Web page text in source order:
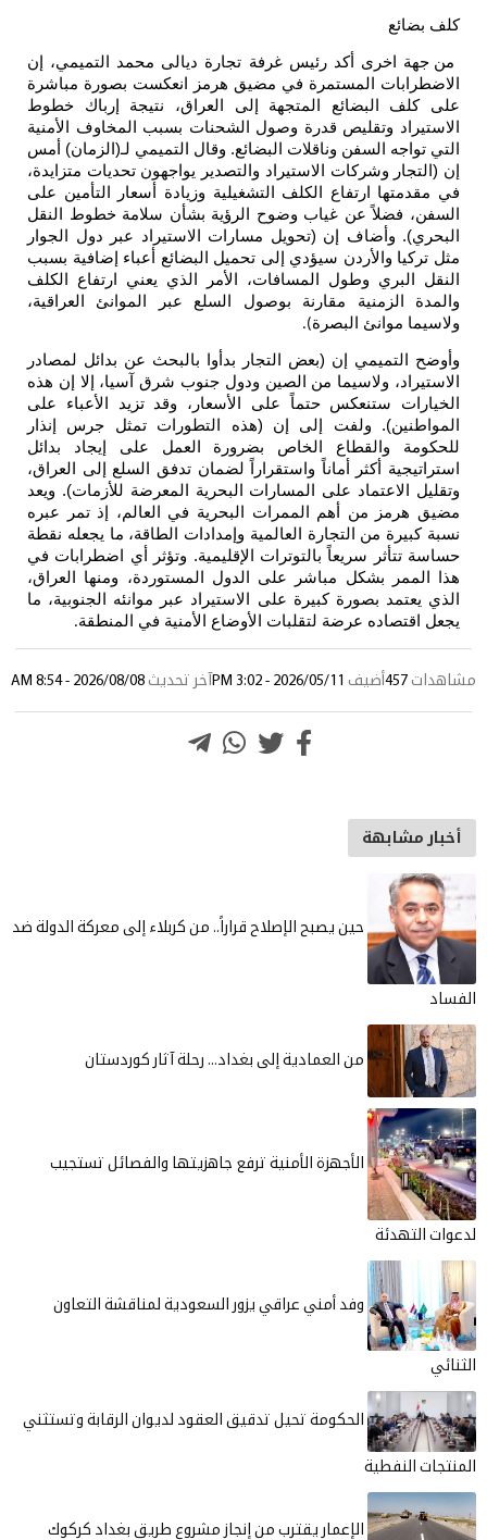
كلف بضائع
من جهة اخرى أكد رئيس غرفة تجارة ديالى محمد التميمي، إن
الاضطرابات المستمرة في مضيق هرمز انعكست بصورة مباشرة
على كلف البضائع المتجهة إلى العراق، نتيجة إرباك خطوط
الاستيراد وتقليص قدرة وصول الشحنات بسبب المخاوف الأمنية
التي تواجه السفن وناقلات البضائع. وقال التميمي لـ(الزمان) أمس
إن (التجار وشركات الاستيراد والتصدير يواجهون تحديات متزايدة،
في مقدمتها ارتفاع الكلف التشغيلية وزيادة أسعار التأمين على
السفن، فضلاً عن غياب وضوح الرؤية بشأن سلامة خطوط النقل
البحري). وأضاف إن (تحويل مسارات الاستيراد عبر دول الجوار
مثل تركيا والأردن سيؤدي إلى تحميل البضائع أعباء إضافية بسبب
النقل البري وطول المسافات، الأمر الذي يعني ارتفاع الكلف
والمدة الزمنية مقارنة بوصول السلع عبر الموانئ العراقية،
ولاسيما موانئ البصرة).
وأوضح التميمي إن (بعض التجار بدأوا بالبحث عن بدائل لمصادر
الاستيراد، ولاسيما من الصين ودول جنوب شرق آسيا، إلا إن هذه
الخيارات ستنعكس حتماً على الأسعار، وقد تزيد الأعباء على
المواطنين). ولفت إلى إن (هذه التطورات تمثل جرس إنذار
للحكومة والقطاع الخاص بضرورة العمل على إيجاد بدائل
استراتيجية أكثر أماناً واستقراراً لضمان تدفق السلع إلى العراق،
وتقليل الاعتماد على المسارات البحرية المعرضة للأزمات). ويعد
مضيق هرمز من أهم الممرات البحرية في العالم، إذ تمر عبره
نسبة كبيرة من التجارة العالمية وإمدادات الطاقة، ما يجعله نقطة
حساسة تتأثر سريعاً بالتوترات الإقليمية. وتؤثر أي اضطرابات في
هذا الممر بشكل مباشر على الدول المستوردة، ومنها العراق،
الذي يعتمد بصورة كبيرة على الاستيراد عبر موانئه الجنوبية، ما
يجعل اقتصاده عرضة لتقلبات الأوضاع الأمنية في المنطقة.
مشاهدات 457أضيف 2026/05/11 - 3:02 PM آخر تحديث 2026/08/08 - 8:54 AM
أخبار مشابهة
حين يصبح الإصلاح قراراً.. من كربلاء إلى معركة الدولة ضد
الفساد
من العمادية إلى بغداد... رحلة آثار كوردستان
الأجهزة الأمنية ترفع جاهزيتها والفصائل تستجيب
لدعوات التهدئة
وفد أمني عراقي يزور السعودية لمناقشة التعاون
الثنائي
الحكومة تحيل تدقيق العقود لديوان الرقابة وتستثني
المنتجات النفطية
الإعمار يقترب من إنجاز مشروع طريق بغداد كركوك